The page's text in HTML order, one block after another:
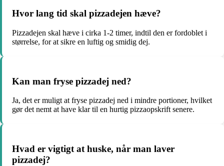
Hvor lang tid skal pizzadejen hæve?
Pizzadejen skal hæve i cirka 1-2 timer, indtil den er fordoblet i
størrelse, for at sikre en luftig og smidig dej.
Kan man fryse pizzadej ned?
Ja, det er muligt at fryse pizzadej ned i mindre portioner, hvilket
gør det nemt at have klar til en hurtig pizzaopskrift senere.
Hvad er vigtigt at huske, når man laver
pizzadej?